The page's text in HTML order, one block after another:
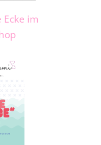
Ecke im